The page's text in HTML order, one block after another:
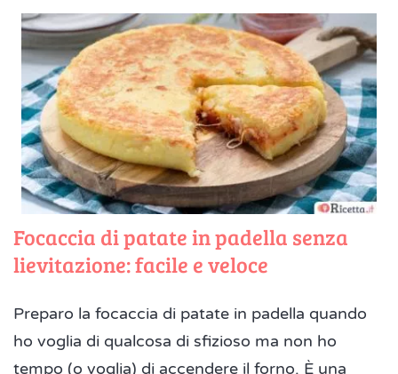
Focaccia di patate in padella senza
lievitazione: facile e veloce
Preparo la focaccia di patate in padella quando
ho voglia di qualcosa di sfizioso ma non ho
tempo (o voglia) di accendere il forno. È una